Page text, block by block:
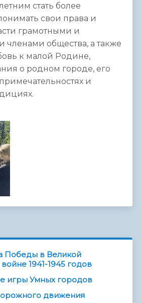
стать более
свои права и
грамотными и
членами общества, а также
к малой Родине,
о родном городе, его
и
Победы в Великой
1941-1945 годов
игры Умных городов
движения